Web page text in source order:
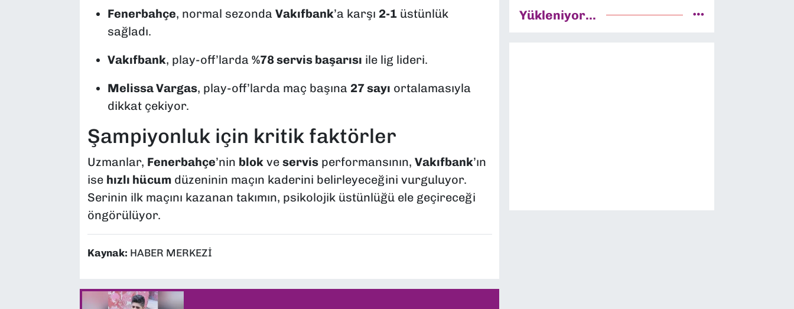
Fenerbahçe, normal sezonda Vakıfbank’a karşı 2-1üstünlük
sağladı.
Vakıfbank, play-off’larda %78 servis başarısı ile lig lideri.
Melissa Vargas, play-off’larda maç başına 27 sayı ortalamasıyla
dikkat çekiyor.
Şampiyonluk için kritik faktörler
Uzmanlar, Fenerbahçe’nin blokve servisperformansının, Vakıfbank’ın
ise hızlı hücumdüzeninin maçın kaderini belirleyeceğini vurguluyor.
Serinin ilk maçını kazanan takımın, psikolojik üstünlüğü ele geçireceği
öngörülüyor.
Kaynak: HABER MERKEZİ
Yükleniyor...